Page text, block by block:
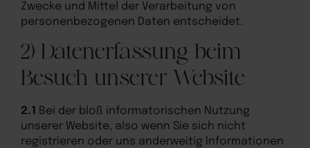
Zwecke und Mittel der Verarbeitung von
personenbezogenen Daten entscheidet.
2) Datenerfassung beim
Besuch unserer Website
2.1 Bei der bloß informatorischen Nutzung
unserer Website, also wenn Sie sich nicht
registrieren oder uns anderweitig Informationen